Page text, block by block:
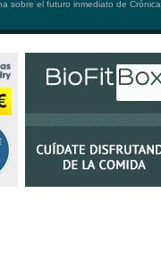
sobre el futuro inmediato de Crónica